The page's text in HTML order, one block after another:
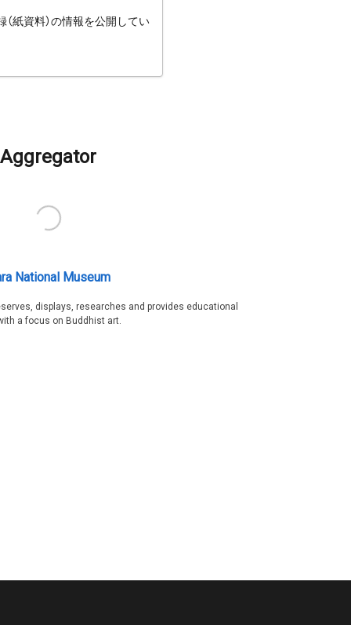
紙資料）の情報を公開してい
Aggregator
National Museum
displays, researches and provides educational
a focus on Buddhist art.